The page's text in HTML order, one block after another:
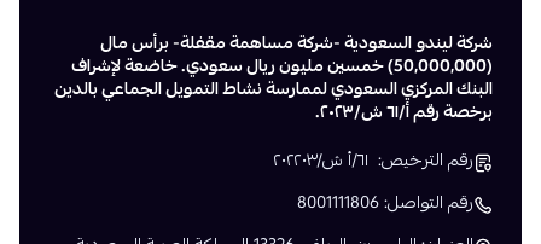
شركة ليندو السعودية -شركة مساهمة مقفلة- برأس مال
(50,000,000) خمسين مليون ريال سعودي. خاضعة لإشراف
البنك المركزي السعودي لممارسة نشاط التمويل الجماعي بالدين
برخصة رقم أ/٦١ ش/٢٠٢٣.
رقم الترخيص: ٦١/أ ش/٢٠٢٢٠٣
رقم التواصل: 8001111806